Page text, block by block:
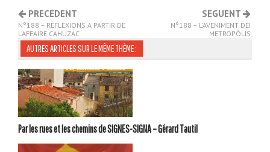
PRECEDENT
N°188 – RÉFLEXIONS À PARTIR DE
L’AFFAIRE CAHUZAC
SEGUENT
N°188 – L’AVENIMENT DEI
METROPÒLIS
AUTRES ARTICLES SUR LE MÊME THÈME :
Par les rues et les chemins de SIGNES-SIGNA – Gérard Tautil